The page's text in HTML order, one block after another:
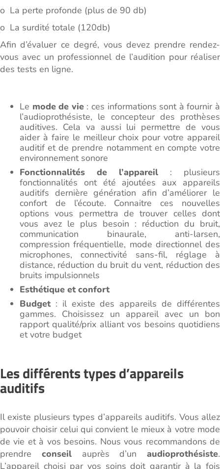
o La perte profonde (plus de 90 db)
o La surdité totale (120db)
Afin d’évaluer ce degré, vous devez prendre rendez-
vous avec un professionnel de l’audition pour réaliser
des tests en ligne.
Le mode de vie: ces informations sont à fournir à
l’audioprothésiste, le concepteur des prothèses
auditives. Cela va aussi lui permettre de vous
aider à faire le meilleur choix pour votre appareil
auditif et de prendre notamment en compte votre
environnement sonore
Fonctionnalités de l’appareil : plusieurs
fonctionnalités ont été ajoutées aux appareils
auditifs dernière génération afin d’améliorer le
confort de l’écoute. Connaitre ces nouvelles
options vous permettra de trouver celles dont
vous avez le plus besoin : réduction du bruit,
communication binaurale, anti-larsen,
compression fréquentielle, mode directionnel des
microphones, connectivité sans-fil, réglage à
distance, réduction du bruit du vent, réduction des
bruits impulsionnels
Esthétique et confort
Budget : il existe des appareils de différentes
gammes. Choisissez un appareil avec un bon
rapport qualité/prix alliant vos besoins quotidiens
et votre budget
Les différents types d’appareils
auditifs
Il existe plusieurs types d’appareils auditifs. Vous allez
pouvoir choisir celui qui convient le mieux à votre mode
de vie et à vos besoins. Nous vous recommandons de
prendre conseil auprès d’un audioprothésiste.
L’appareil choisi par vos soins doit garantir à la fois